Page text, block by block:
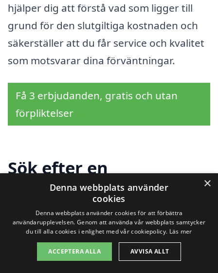
hjälper dig att förstå vad som ligger till
grund för den slutgiltiga kostnaden och
säkerställer att du får service och kvalitet
som motsvarar dina förväntningar.
Få 3 erbjudanden, gratis och utan
förpliktelser
Sök efter en
professionell för
tapetsering i andra
städer nära Graversfors
×
Denna webbplats använder
cookies
Denna webbplats använder cookies för att förbättra
användarupplevelsen. Genom att använda vår webbplats samtycker
du till alla cookies i enlighet med vår cookiepolicy. Läs mer
ACCEPTERA ALLA AVVISA ALLT